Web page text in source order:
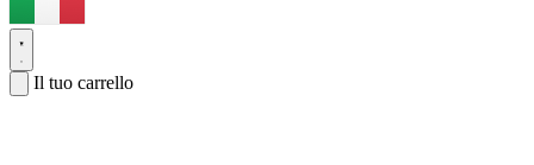
Il tuo carrello